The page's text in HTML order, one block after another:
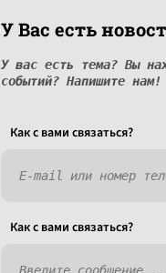
У Вас есть
У вас есть тема? Вы
событий? Напишите нам!
Как c вами связаться?
Как c вами связаться?